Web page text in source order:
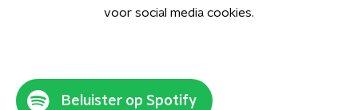
voor social media cookies.
Beluister op Spotify